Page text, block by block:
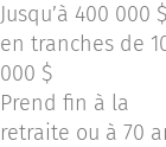
Jusqu’à 400 000
en tranches de
000 $
Prend fin à la
retraite ou à 70